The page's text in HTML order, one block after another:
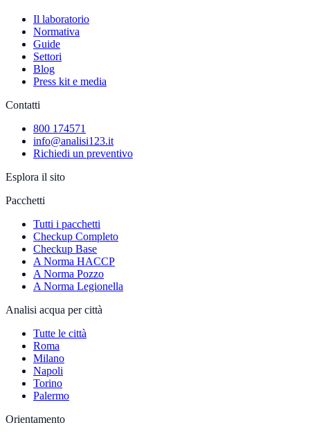
Il laboratorio
Normativa
Guide
Settori
Blog
Press kit e media
Contatti
800 174571
info@analisi123.it
Richiedi un preventivo
Esplora il sito
Pacchetti
Tutti i pacchetti
Checkup Completo
Checkup Base
A Norma HACCP
A Norma Pozzo
A Norma Legionella
Analisi acqua per città
Tutte le città
Roma
Milano
Napoli
Torino
Palermo
Orientamento